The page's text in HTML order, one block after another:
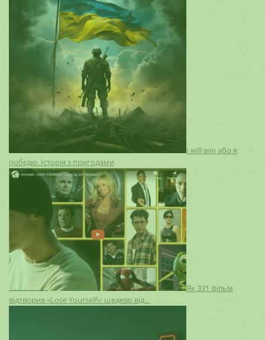
I will win або я
побєдю. Історія з пригодами
Як 331 фільм
відтворив «Lose Yourself»: шедевр від…